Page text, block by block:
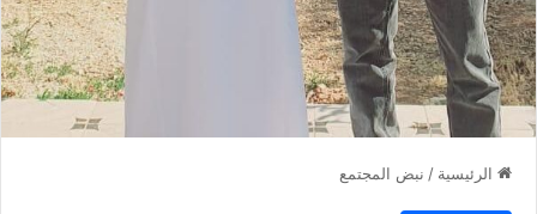
الرئيسية / نبض المجتمع